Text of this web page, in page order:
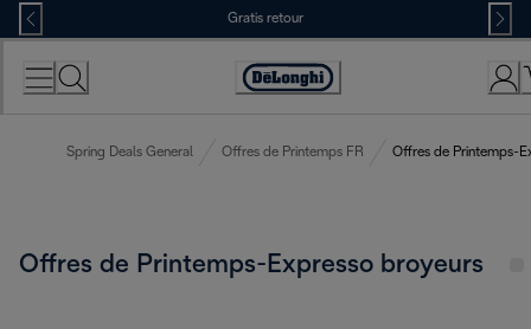
Skip
to
Content
Gratis retour
Accessibility
Spring Deals General Offres de Printemps FR Offres de Printemps-
Offres de Printemps-Expresso broyeurs